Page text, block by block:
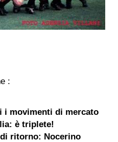
:
i movimenti di mercato
è triplete!
ritorno: Nocerino